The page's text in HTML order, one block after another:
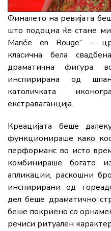
Финалето на ревијата
што подоцна ќе стане
Mariée en Rouge“ –
класична бела
драматична фигура
инспирирана од
католичката
екстраваганција.
Креацијата беше
функционираше како
перформанс во исто
комбинираше богато
апликации, раскошни
инспирирани од
дел беше драматично
беше покриено со
речиси ритуален